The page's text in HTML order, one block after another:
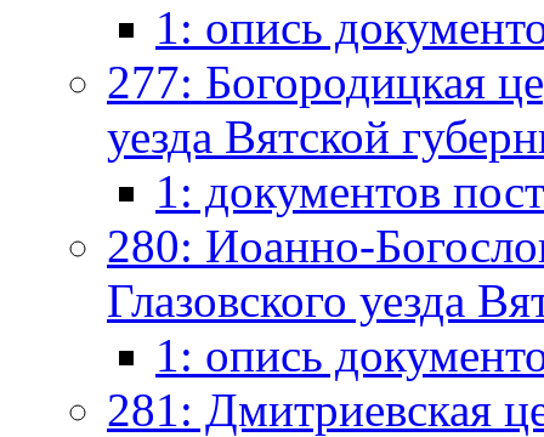
1: опись
277: Богородицкая
уезда Вятской
1: документов
280: Иоанно-
Глазовского уезда
1: опись
281: Дмитриевская